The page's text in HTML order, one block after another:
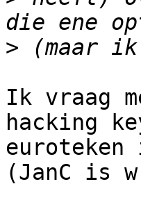
>
Ik vraag
hacking
(JanC is